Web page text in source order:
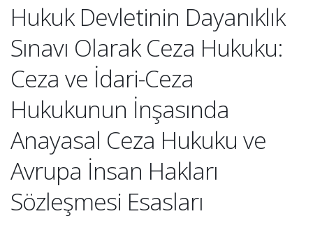
Hukuk Devletinin Dayanıklık
Sınavı Olarak Ceza Hukuku:
Ceza ve İdari-Ceza
Hukukunun İnşasında
Anayasal Ceza Hukuku ve
Avrupa İnsan Hakları
Sözleşmesi Esasları